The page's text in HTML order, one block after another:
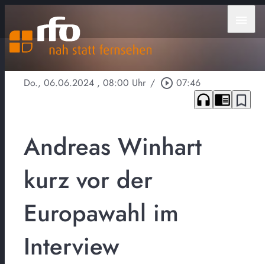
Do., 06.06.2024 , 08:00 Uhr / play_circle_outline 07:46
headphones chrome_reader_mode bookmark_border
Andreas Winhart
kurz vor der
Europawahl im
Interview